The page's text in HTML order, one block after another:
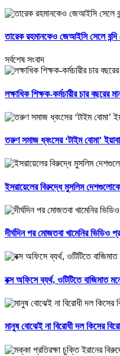
তারেক রহমানকেও জেআইসি সেলে বন্দি
সর্বশেষ সংবাদ
লক্ষাধিক শিক্ষক-কর্মচারীর চার
তরুণ সমাজ ধ্বংসের ‘টাইম বোমা’ ইয়াবা
ইসরায়েলের বিরুদ্ধে মুসলিম
দীর্ঘদিন পর মোজতবা খামেনির ভিডিও
বক্স অফিসে ব্যর্থ, ওটিটিতে বাজিমাত
মানুষ বোঝেই না বিরোধী দল কিসের